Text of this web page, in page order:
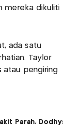
mereka dikuliti
ada satu
Taylor
atau pengiring
Parah, Dodhy: